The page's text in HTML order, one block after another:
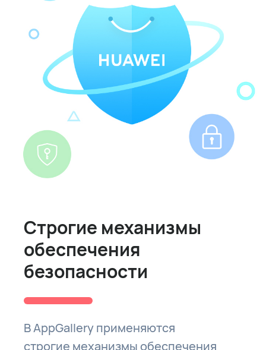
Строгие механизмы
обеспечения
безопасности
В AppGallery применяются
строгие механизмы обеспечения